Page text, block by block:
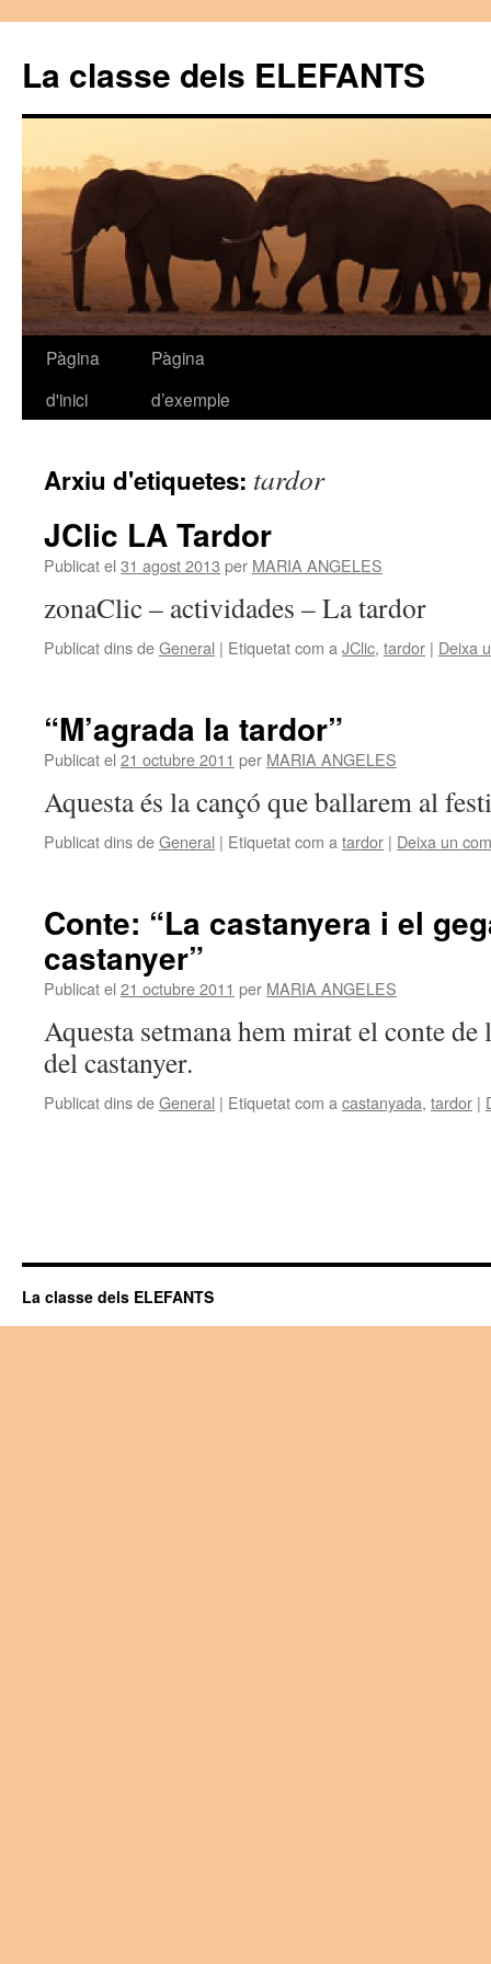
La classe dels ELEFANTS
Vés
Pàgina
d'inici
Pàgina
d’exemple
Arxiu d'etiquetes: tardor
JClic LA Tardor
Publicat el 31 agost 2013 per MARIA ANGELES
zonaClic – actividades – La tardor
Publicat dins deGeneral | Etiquetat com a JClic, tardor | Deixa
“M’agrada la tardor”
Publicat el 21 octubre 2011 per MARIA ANGELES
Aquesta és la cançó que ballarem al
Publicat dins deGeneral | Etiquetat com a tardor | Deixa un
Conte: “La castanyera i el
castanyer”
Publicat el 21 octubre 2011 per MARIA ANGELES
Aquesta setmana hem mirat el conte de
del castanyer.
Publicat dins deGeneral | Etiquetat com a castanyada, tardor |
La classe dels ELEFANTS